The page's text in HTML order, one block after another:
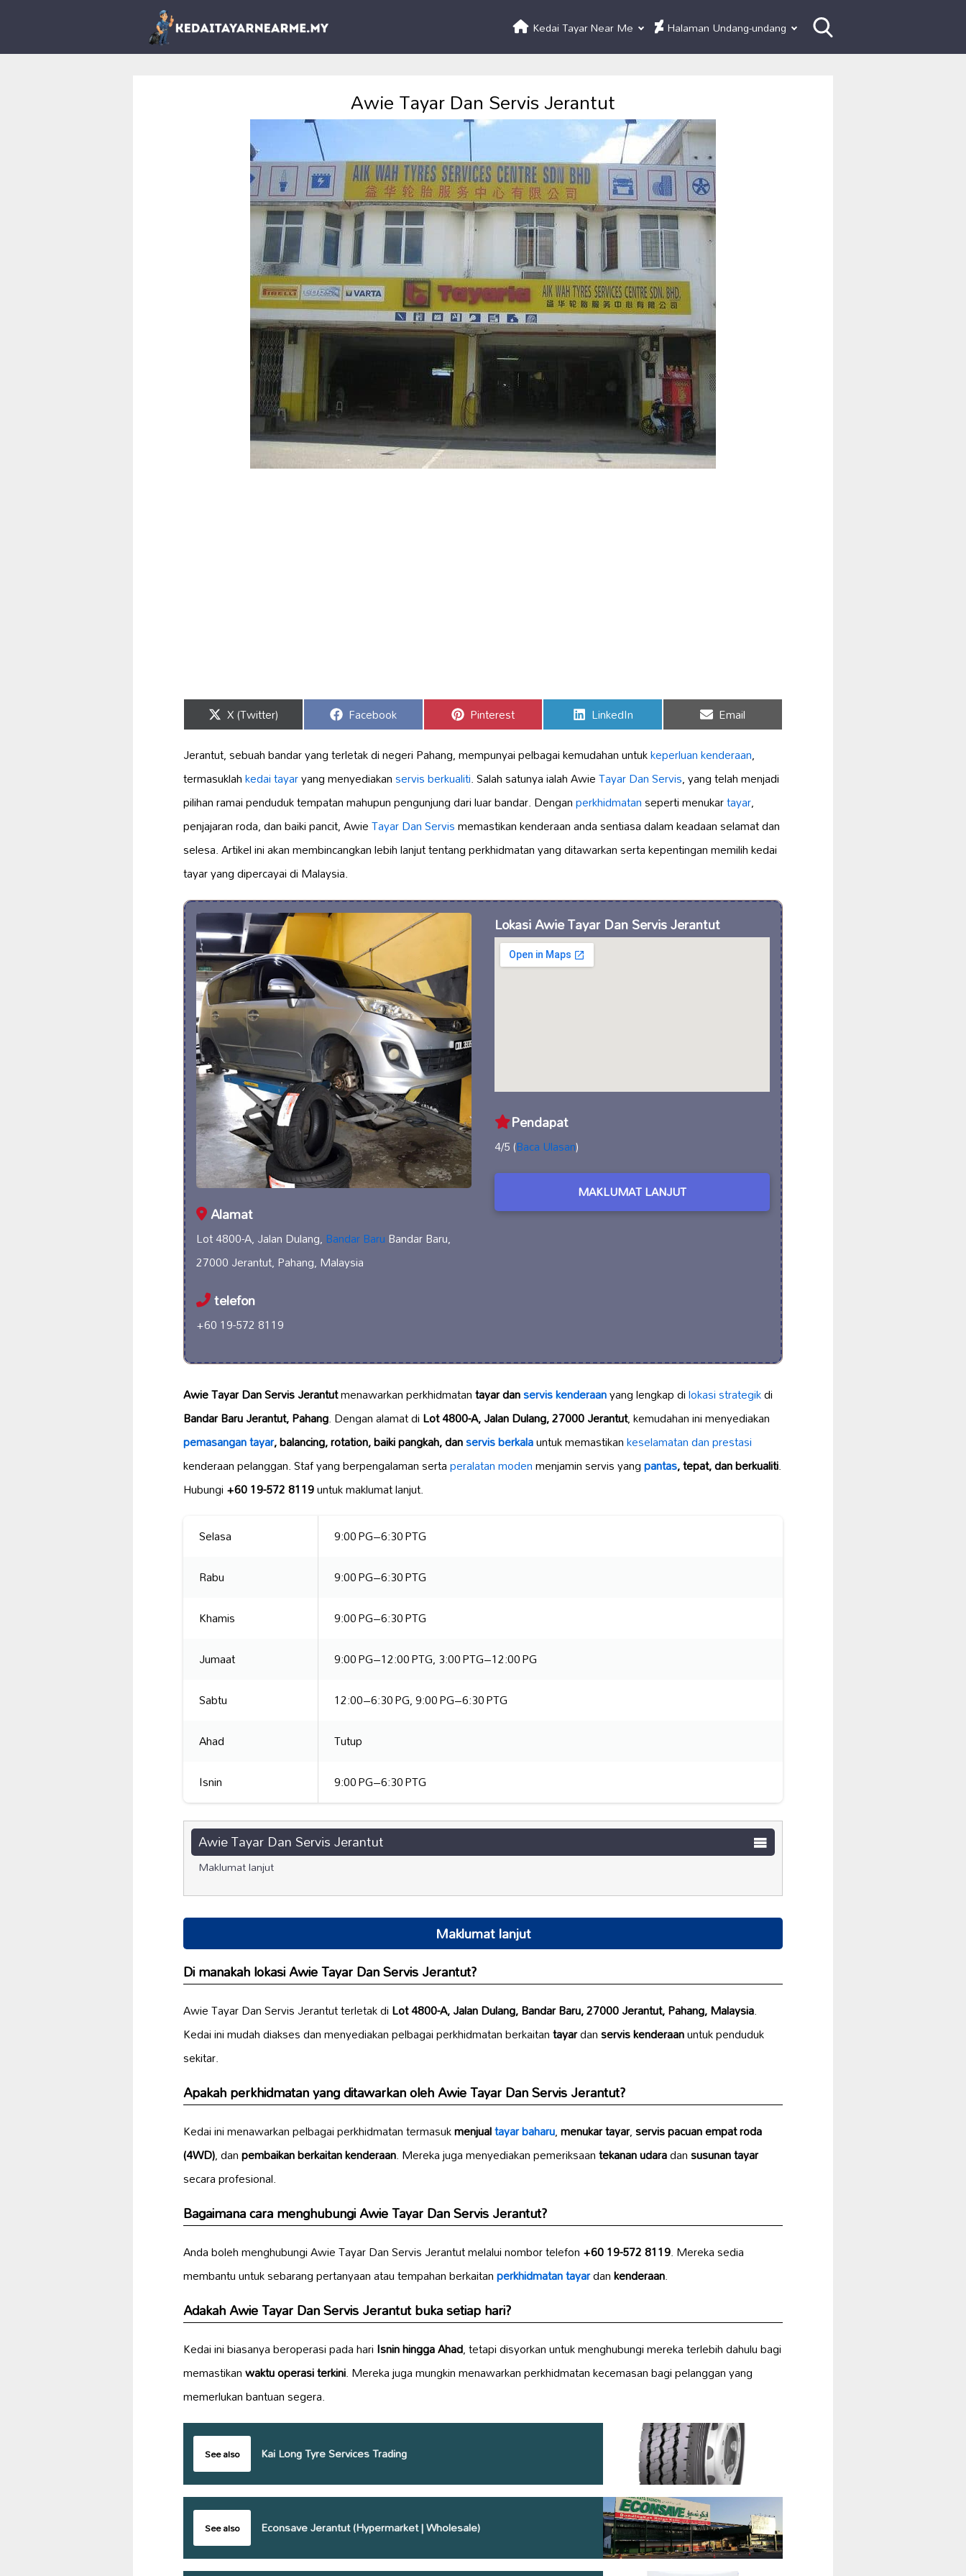
Kedai Tayar Near Me Halaman Undang-undang
Awie Tayar Dan Servis Jerantut
Share
on
X (Twitter) Share
on
Facebook Share
on
Pinterest Share
on
LinkedIn Share
on
Email
Jerantut, sebuah bandar yang terletak di negeri Pahang, mempunyai pelbagai kemudahan untukkeperluan kenderaan,
termasuklahkedai tayaryang menyediakanservis berkualiti. Salah satunya ialah AwieTayar Dan Servis, yang telah menjadi
pilihan ramai penduduk tempatan mahupun pengunjung dari luar bandar. Denganperkhidmatanseperti menukartayar,
penjajaran roda, dan baiki pancit, AwieTayar DanServismemastikan kenderaan anda sentiasa dalam keadaan selamat dan
selesa. Artikel ini akan membincangkan lebih lanjut tentang perkhidmatan yang ditawarkan serta kepentingan memilih kedai
tayar yang dipercayai di Malaysia.
Alamat
Lot 4800-A, Jalan Dulang,Bandar BaruBandar Baru,
27000 Jerantut, Pahang, Malaysia
telefon
+60 19-572 8119
Lokasi Awie Tayar Dan Servis Jerantut
Pendapat
4/5 (Baca Ulasan)
MAKLUMAT LANJUT
Awie Tayar Dan Servis Jerantutmenawarkan perkhidmatantayar danservis kenderaanyang lengkap dilokasi strategikdi
Bandar Baru Jerantut, Pahang. Dengan alamat diLot 4800-A, Jalan Dulang, 27000 Jerantut, kemudahan ini menyediakan
pemasangan tayar, balancing, rotation, baiki pangkah, danservis berkalauntuk memastikankeselamatan dan prestasi
kenderaan pelanggan. Staf yang berpengalaman sertaperalatan modenmenjamin servis yangpantas, tepat, dan berkualiti.
Hubungi+60 19-572 8119untuk maklumat lanjut.
Selasa
9:00 PG–6:30 PTG
Rabu
9:00 PG–6:30 PTG
Khamis
9:00 PG–6:30 PTG
Jumaat
9:00 PG–12:00 PTG, 3:00 PTG–12:00 PG
Sabtu
12:00–6:30 PG, 9:00 PG–6:30 PTG
Ahad
Tutup
Isnin
9:00 PG–6:30 PTG
Awie Tayar Dan Servis Jerantut
Maklumat lanjut
Maklumat lanjut
Di manakah lokasi Awie Tayar Dan Servis Jerantut?
Awie Tayar Dan Servis Jerantut terletak diLot 4800-A, Jalan Dulang, Bandar Baru, 27000 Jerantut, Pahang, Malaysia.
Kedai ini mudah diakses dan menyediakan pelbagai perkhidmatan berkaitantayardanservis kenderaanuntuk penduduk
sekitar.
Apakah perkhidmatan yang ditawarkan oleh Awie Tayar Dan Servis Jerantut?
Kedai ini menawarkan pelbagai perkhidmatan termasukmenjualtayar baharu,menukar tayar,servis pacuan empat roda
(4WD), danpembaikan berkaitan kenderaan. Mereka juga menyediakan pemeriksaantekanan udaradansusunan tayar
secara profesional.
Bagaimana cara menghubungi Awie Tayar Dan Servis Jerantut?
Anda boleh menghubungi Awie Tayar Dan Servis Jerantut melalui nombor telefon+60 19-572 8119. Mereka sedia
membantu untuk sebarang pertanyaan atau tempahan berkaitanperkhidmatan tayardankenderaan.
Adakah Awie Tayar Dan Servis Jerantut buka setiap hari?
Kedai ini biasanya beroperasi pada hariIsnin hingga Ahad, tetapi disyorkan untuk menghubungi mereka terlebih dahulu bagi
memastikanwaktu operasi terkini. Mereka juga mungkin menawarkan perkhidmatan kecemasan bagi pelanggan yang
memerlukan bantuan segera.
See also Kai Long Tyre Services Trading
See also Econsave Jerantut (Hypermarket | Wholesale)